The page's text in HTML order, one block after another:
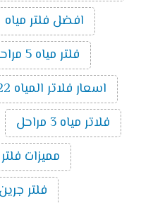
افضل فلتر مياه
فلتر مياه 5 مراحل
اسعار فلاتر المياه 2022
فلاتر مياه 3 مراحل
مميزات فلتر
فلتر جرين